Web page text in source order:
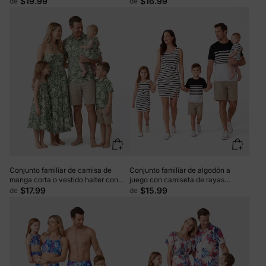
informal en blanco.
Conjunto familiar de camisa de
manga corta o vestido halter con
estampado de hojas a juego, color
de $17.99
Conjunto familiar de algodón a
juego con camiseta de rayas
blancas y negras o vestido ajustado
de $15.99